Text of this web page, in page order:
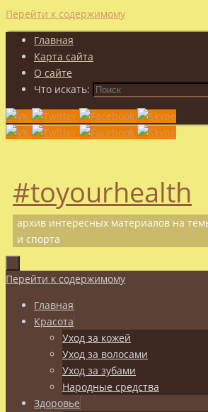
Перейти к содержимому
Главная
Карта сайта
О сайте
Что искать:
#toyourhealth
архив интересных материалов на
и спорта
Перейти к содержимому
Главная
Красота
Уход за кожей
Уход за волосами
Уход за зубами
Народные средства
Здоровье